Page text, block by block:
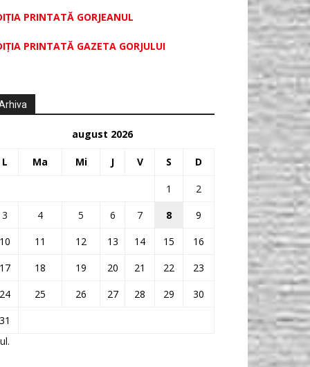
PRINTATĂ GORJEANUL
PRINTATĂ GAZETA GORJULUI
august 2026
L Ma Mi J V S D
1
2
3
4 5 6 7 8
9
11 12 13 14 15
16
18 19 20 21 22
23
25 26 27 28 29
30